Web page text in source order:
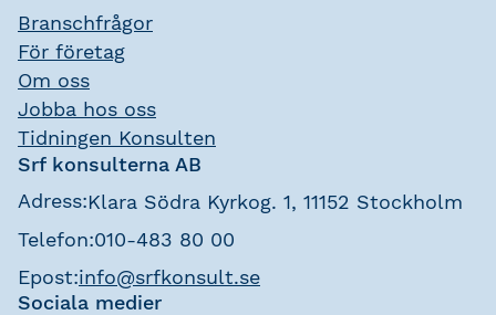
Branschfrågor
För företag
Om oss
Jobba hos oss
Tidningen Konsulten
Srf konsulterna AB
Adress:Klara Södra Kyrkog. 1, 11152 Stockholm
Telefon:010-483 80 00
Epost:info@srfkonsult.se
Sociala medier